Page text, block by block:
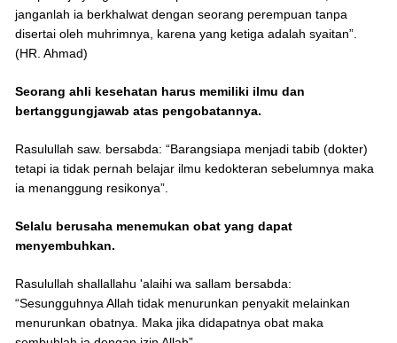
janganlah ia berkhalwat dengan seorang perempuan tanpa
disertai oleh muhrimnya, karena yang ketiga adalah syaitan”.
(HR. Ahmad)
Seorang ahli kesehatan harus memiliki ilmu dan
bertanggungjawab atas pengobatannya.
Rasulullah saw. bersabda: “Barangsiapa menjadi tabib (dokter)
tetapi ia tidak pernah belajar ilmu kedokteran sebelumnya maka
ia menanggung resikonya”.
Selalu berusaha menemukan obat yang dapat
menyembuhkan.
Rasulullah shallallahu 'alaihi wa sallam bersabda:
“Sesungguhnya Allah tidak menurunkan penyakit melainkan
menurunkan obatnya. Maka jika didapatnya obat maka